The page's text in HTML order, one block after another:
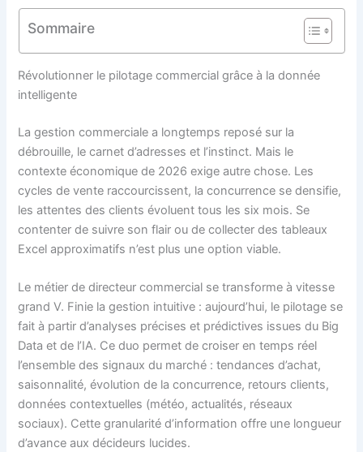
Sommaire
Révolutionner le pilotage commercial grâce à la donnée
intelligente
La gestion commerciale a longtemps reposé sur la
débrouille, le carnet d’adresses et l’instinct. Mais le
contexte économique de 2026 exige autre chose. Les
cycles de vente raccourcissent, la concurrence se densifie,
les attentes des clients évoluent tous les six mois. Se
contenter de suivre son flair ou de collecter des tableaux
Excel approximatifs n’est plus une option viable.
Le métier de directeur commercial se transforme à vitesse
grand V. Finie la gestion intuitive : aujourd’hui, le pilotage se
fait à partir d’analyses précises et prédictives issues du Big
Data et de l’IA. Ce duo permet de croiser en temps réel
l’ensemble des signaux du marché : tendances d’achat,
saisonnalité, évolution de la concurrence, retours clients,
données contextuelles (météo, actualités, réseaux
sociaux). Cette granularité d’information offre une longueur
d’avance aux décideurs lucides.